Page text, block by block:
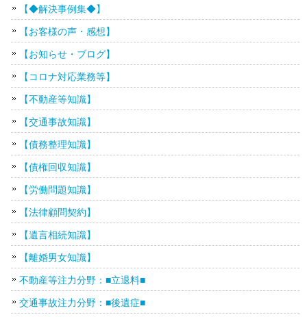
【◆解決事例集◆】
【お客様の声・感想】
【お知らせ・ブログ】
【コロナ対応業務等】
【不動産等知識】
【交通事故知識】
【債務整理知識】
【債権回収知識】
【労働問題知識】
【法律顧問契約】
【遺言相続知識】
【離婚男女知識】
不動産等注力分野：■立退料■
交通事故注力分野：■後遺症■